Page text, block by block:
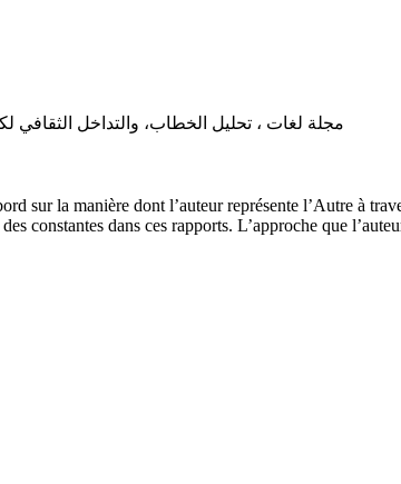
مجلة لغات ، تحليل الخطاب، والتداخل الثقافي لكلية اللغات
sur la manière dont l’auteur représente l’Autre à
constantes dans ces rapports. L’approche que